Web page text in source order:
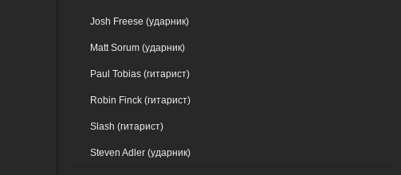
Josh Freese (ударник)
Matt Sorum (ударник)
Paul Tobias (гитарист)
Robin Finck (гитарист)
Slash (гитарист)
Steven Adler (ударник)